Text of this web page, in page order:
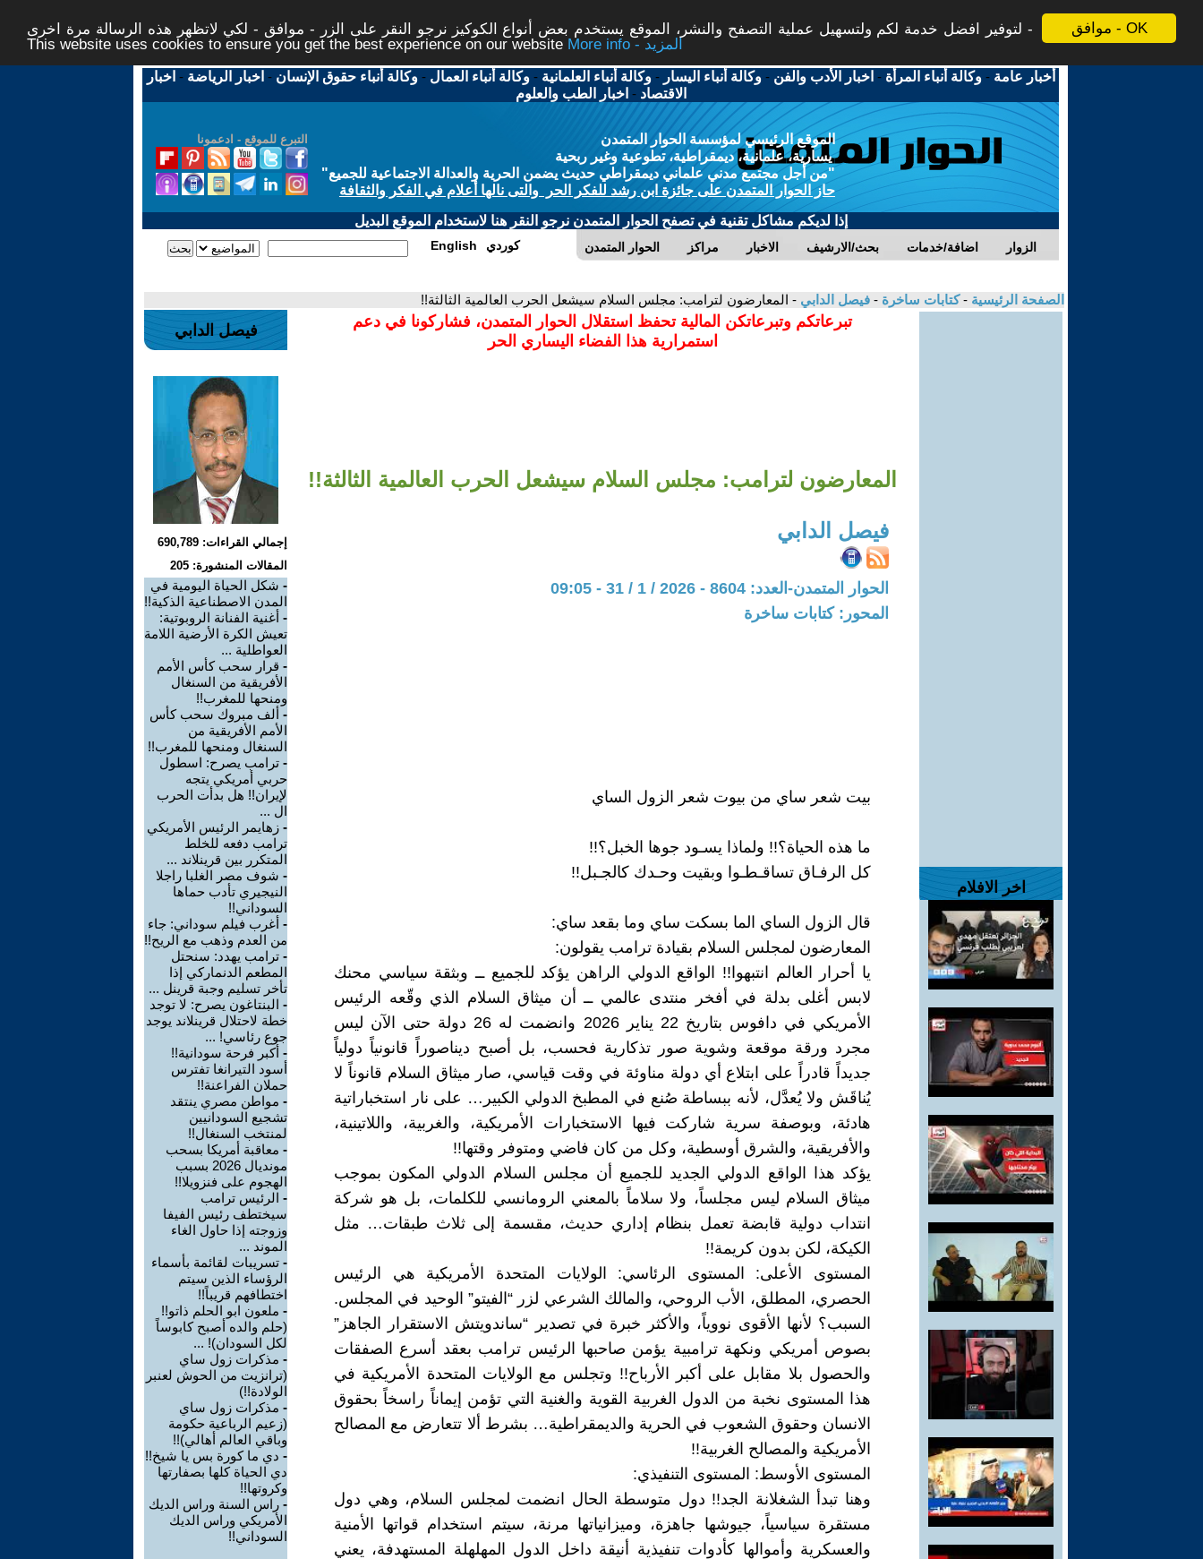
موافق - OK
لتوفير افضل خدمة لكم ولتسهيل عملية التصفح والنشر، الموقع يستخدم بعض أنواع الكوكيز نرجو النقر على الزر - موافق - لكي لاتظهر هذه الرسالة مرة اخرى -
This website uses cookies to ensure you get the best experience on our website
More info - المزيد
أخبار عامة -وكالة أنباء المرأة - اخبار الأدب والفن -وكالة أنباء اليسار -وكالة أنباء العلمانية -وكالة أنباء العمال -وكالة أنباء حقوق الإنسان - اخبار الرياضة - اخبار
الاقتصاد - اخبار الطب والعلوم
التبرع للموقع - ادعمونا
الموقع الرئيسي لمؤسسة الحوار المتمدن
يسارية، علمانية، ديمقراطية، تطوعية وغير ربحية
"من أجل مجتمع مدني علماني ديمقراطي حديث يضمن الحرية والعدالة الاجتماعية للجميع"
حاز الحوار المتمدن على جائزة ابن رشد للفكر الحر والتى نالها أعلام في الفكر والثقافة
إذا لديكم مشاكل تقنية في تصفح الحوار المتمدن نرجو النقر هنا لاستخدام الموقع البديل
الحوار المتمدن مراكز الاخبار بحث/الارشيف اضافة/خدمات الزوار English كوردي
الصفحة الرئيسية -كتابات ساخرة - فيصل الدابي - المعارضون لترامب: مجلس السلام سيشعل الحرب العالمية الثالثة!!
اخر الافلام
تبرعاتكم وتبرعاتكن المالية تحفظ استقلال الحوار المتمدن، فشاركونا في دعم
استمرارية هذا الفضاء اليساري الحر
المعارضون لترامب: مجلس السلام سيشعل الحرب العالمية الثالثة!!
فيصل الدابي
الحوار المتمدن-العدد: 8604 - 2026 / 1 / 31 - 09:05
المحور: كتابات ساخرة
بيت شعر ساي من بيوت شعر الزول الساي
ما هذه الحياة؟!! ولماذا يسـود جوها الخبل؟!!
كل الرفـاق تساقـطـوا وبقيت وحـدك كالجـبل!!
قال الزول الساي الما بسكت ساي وما بقعد ساي:
المعارضون لمجلس السلام بقيادة ترامب يقولون:
يا أحرار العالم انتبهوا!! الواقع الدولي الراهن يؤكد للجميع ــ وبثقة سياسي محنك
لابس أغلى بدلة في أفخر منتدى عالمي ــ أن ميثاق السلام الذي وقّعه الرئيس
الأمريكي في دافوس بتاريخ 22 يناير 2026 وانضمت له 26 دولة حتى الآن ليس
مجرد ورقة موقعة وشوية صور تذكارية فحسب، بل أصبح ديناصوراً قانونياً دولياً
جديداً قادراً على ابتلاع أي دولة مناوئة في وقت قياسي، صار ميثاق السلام قانوناً لا
يُناقَش ولا يُعدَّل، لأنه ببساطة صُنع في المطبخ الدولي الكبير… على نار استخباراتية
هادئة، وبوصفة سرية شاركت فيها الاستخبارات الأمريكية، والغربية، واللاتينية،
والأفريقية، والشرق أوسطية، وكل من كان فاضي ومتوفر وقتها!!
يؤكد هذا الواقع الدولي الجديد للجميع أن مجلس السلام الدولي المكون بموجب
ميثاق السلام ليس مجلساً، ولا سلاماً بالمعني الرومانسي للكلمات، بل هو شركة
انتداب دولية قابضة تعمل بنظام إداري حديث، مقسمة إلى ثلاث طبقات… مثل
الكيكة، لكن بدون كريمة!!
المستوى الأعلى: المستوى الرئاسي: الولايات المتحدة الأمريكية هي الرئيس
الحصري، المطلق، الأب الروحي، والمالك الشرعي لزر “الفيتو” الوحيد في المجلس.
السبب؟ لأنها الأقوى نووياً، والأكثر خبرة في تصدير “ساندويتش الاستقرار الجاهز”
بصوص أمريكي ونكهة ترامبية يؤمن صاحبها الرئيس ترامب بعقد أسرع الصفقات
والحصول بلا مقابل على أكبر الأرباح!! وتجلس مع الولايات المتحدة الأمريكية في
هذا المستوى نخبة من الدول الغربية القوية والغنية التي تؤمن إيماناً راسخاً بحقوق
الانسان وحقوق الشعوب في الحرية والديمقراطية… بشرط ألا تتعارض مع المصالح
الأمريكية والمصالح الغربية!!
المستوى الأوسط: المستوى التنفيذي:
وهنا تبدأ الشغلانة الجد!! دول متوسطة الحال انضمت لمجلس السلام، وهي دول
مستقرة سياسياً، جيوشها جاهزة، وميزانياتها مرنة، سيتم استخدام قواتها الأمنية
والعسكرية وأموالها كأدوات تنفيذية أنيقة داخل الدول المهلهلة المستهدفة، يعني
فيصل الدابي
إجمالي القراءات: 690,789
المقالات المنشورة: 205
- شكل الحياة اليومية في
المدن الاصطناعية الذكية!!
- أغنية الفنانة الروبوتية:
تعيش الكرة الأرضية اللامة
العواطلية ...
- قرار سحب كأس الأمم
الأفريقية من السنغال
ومنحها للمغرب!!
- ألف مبروك سحب كأس
الأمم الأفريقية من
السنغال ومنحها للمغرب!!
- ترامب يصرح: اسطول
حربي أمريكي يتجه
لإيران!! هل بدأت الحرب
ال ...
- زهايمر الرئيس الأمريكي
ترامب دفعه للخلط
المتكرر بين قرينلاند ...
- شوف مصر الغلبا راجلا
النيجيري تأدب حماها
السوداني!!
- أغرب فيلم سوداني: جاء
من العدم وذهب مع الريح!!
- ترامب يهدد: سنحتل
المطعم الدنماركي إذا
تأخر تسليم وجبة قرينل ...
- البنتاغون يصرح: لا توجد
خطة لاحتلال قرينلاند يوجد
جوع رئاسي! ...
- أكبر فرحة سودانية!!
أسود التيرانغا تفترس
حملان الفراعنة!!
- مواطن مصري ينتقد
تشجيع السودانيين
لمنتخب السنغال!!
- معاقبة أمريكا بسحب
مونديال 2026 بسبب
الهجوم على فنزويلا!!
- الرئيس ترامب
سيختطف رئيس الفيفا
وزوجته إذا حاول الغاء
الموند ...
- تسريبات لقائمة بأسماء
الرؤساء الذين سيتم
اختطافهم قريباً!!
- ملعون ابو الحلم ذاتو!!
(حلم والده أصبح كابوساً
لكل السودان)! ...
- مذكرات زول ساي
(ترانزيت من الحوش لعنبر
الولادة!!)
- مذكرات زول ساي
(زعيم الرباعية حكومة
وباقي العالم أهالي)!!
- دي ما كورة بس يا شيخ!!
دي الحياة كلها بصفارتها
وكروتها!!
- راس السنة وراس الديك
الأمريكي وراس الديك
السوداني!!